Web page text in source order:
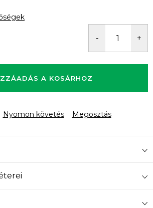
A KOSÁRHOZ
Nyomon követés Megosztás